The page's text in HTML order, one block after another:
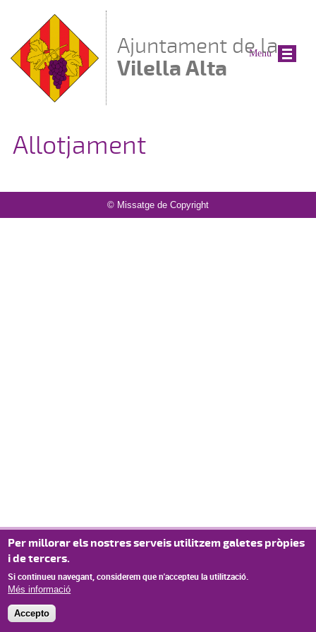
Ajuntament de la
Vilella Alta
Allotjament
© Missatge de Copyright
Menu
Per millorar els nostres serveis utilitzem galetes pròpies
i de tercers.
Si continueu navegant, considerem que n'accepteu la utilització.
Més informació
Accepto